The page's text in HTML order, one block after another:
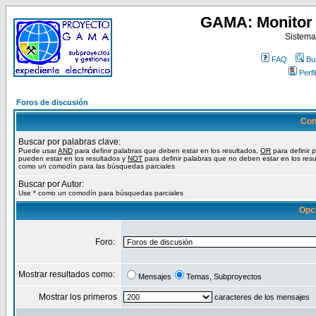
GAMA:
FAQ
Perfil
Foros de discusión
Buscar por palabras clave:
Puede usarAND para definir palabras que deben estar en los resultados, OR para definir
pueden estar en los resultados y NOT para definir palabras que no deben estar en los
como un comodín para las búsquedas parciales
Buscar por Autor:
Use * como un comodín para búsquedas parciales
Foro:
Mostrar resultados como: Mensajes Temas, Subproyectos
Mostrar los primeros caracteres de los mensajes